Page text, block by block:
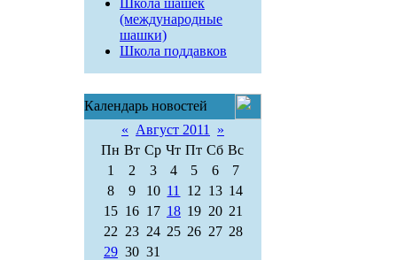
Школа шашек
(международные
шашки)
Школа поддавков
Календарь новостей
« Август 2011
»
Пн Вт Ср Чт Пт Сб Вс
1
2 3 4 5 6
7
8
9 10 11 12 13 14
15 16 17 18 19 20 21
22 23 24 25 26 27 28
29 30 31